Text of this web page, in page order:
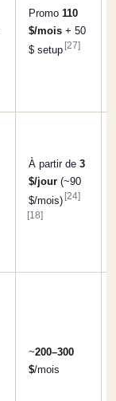
Promo 110
$/mois + 50
$ setup[27]
À partir de 3
$/jour (~90
$/mois)[24]
[18]
~200–300
$/mois